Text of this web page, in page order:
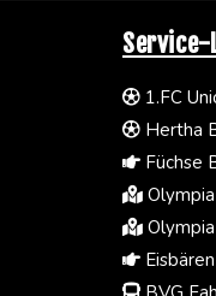
Service-
1.FC
Hertha
Füchse